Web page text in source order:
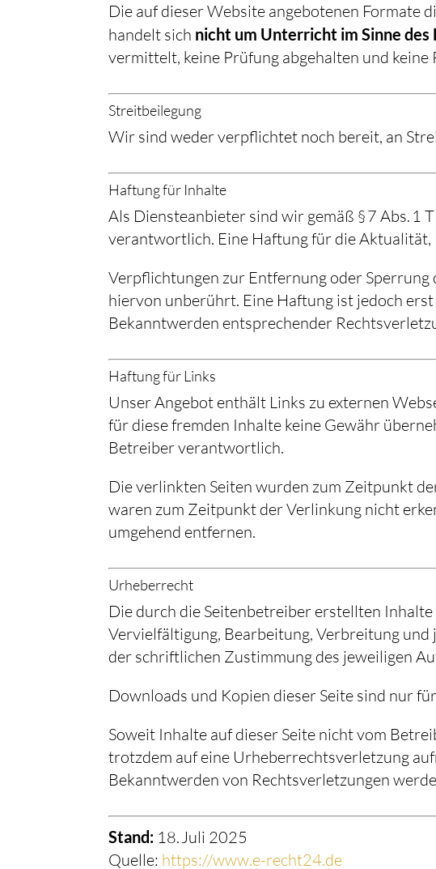
Die auf dieser Website angebotenen Formate
handelt sich nicht um Unterricht im Sinne
vermittelt, keine Prüfung abgehalten und keine
Streitbeilegung
Wir sind weder verpflichtet noch bereit, an
Haftung für Inhalte
Als Diensteanbieter sind wir gemäß § 7 Abs. 1
verantwortlich. Eine Haftung für die
Verpflichtungen zur Entfernung oder
hiervon unberührt. Eine Haftung ist jedoch
Bekanntwerden entsprechender
Haftung für Links
Unser Angebot enthält Links zu externen
für diese fremden Inhalte keine Gewähr
Betreiber verantwortlich.
Die verlinkten Seiten wurden zum Zeitpunkt
waren zum Zeitpunkt der Verlinkung nicht
umgehend entfernen.
Urheberrecht
Die durch die Seitenbetreiber erstellten
Vervielfältigung, Bearbeitung, Verbreitung
der schriftlichen Zustimmung des jeweiligen
Downloads und Kopien dieser Seite sind nur
Soweit Inhalte auf dieser Seite nicht vom
trotzdem auf eine Urheberrechtsverletzung
Bekanntwerden von Rechtsverletzungen
Stand: 18. Juli 2025
Quelle: https://www.e-recht24.de